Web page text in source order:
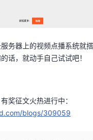
务器上的视频点播系统就搭
话，就动手自己试试吧！
奖征文火热进行中：
blogs/309059